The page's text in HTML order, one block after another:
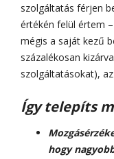
szolgáltatás férjen
értékén felül értem
mégis a saját kezű
százalékosan
szolgáltatásokat),
Így telepíts
hogy